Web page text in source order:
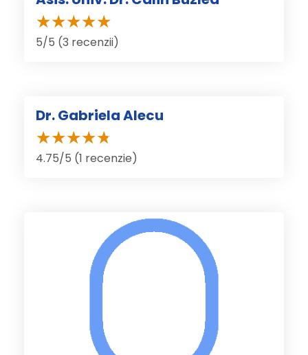
5/5 (3 recenzii)
Dr. Gabriela Alecu
4.75/5 (1 recenzie)